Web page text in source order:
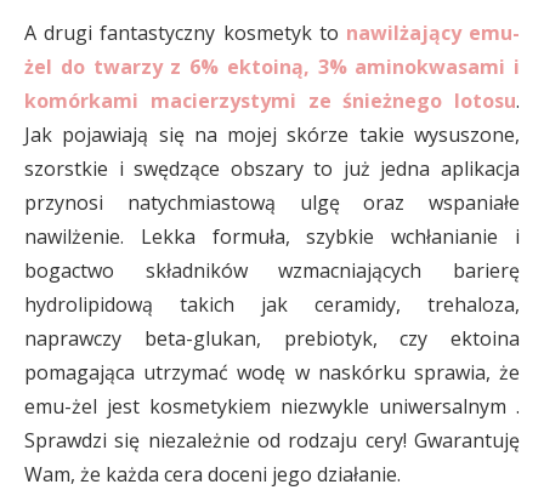
A drugi fantastyczny kosmetyk to nawilżający emu-
żel do twarzy z 6% ektoiną, 3% aminokwasami i
komórkami macierzystymi ze śnieżnego lotosu.
Jak pojawiają się na mojej skórze takie wysuszone,
szorstkie i swędzące obszary to już jedna aplikacja
przynosi natychmiastową ulgę oraz wspaniałe
nawilżenie. Lekka formuła, szybkie wchłanianie i
bogactwo składników wzmacniających barierę
hydrolipidową takich jak ceramidy, trehaloza,
naprawczy beta-glukan, prebiotyk, czy ektoina
pomagająca utrzymać wodę w naskórku sprawia, że
emu-żel jest kosmetykiem niezwykle uniwersalnym .
Sprawdzi się niezależnie od rodzaju cery! Gwarantuję
Wam, że każda cera doceni jego działanie.